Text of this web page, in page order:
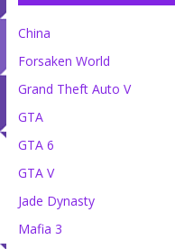
China
Forsaken World
Grand Theft Auto V
GTA
GTA 6
GTA V
Jade Dynasty
Mafia 3